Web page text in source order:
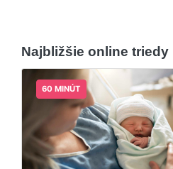
dispozícií.
Najbližšie online triedy
60 MINÚT